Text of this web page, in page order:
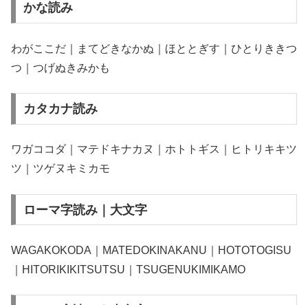
かな読み
わがここだ｜まてどきなかぬ｜ほととぎす｜ひとりききつ
つ｜つげぬきみかも
カタカナ読み
ワガココダ｜マテドキナカヌ｜ホトトギス｜ヒトリキキツ
ツ｜ツゲヌキミカモ
ローマ字読み｜大文字
WAGAKOKODA｜MATEDOKINAKANU｜HOTOTOGISU
｜HITORIKIKITSUTSU｜TSUGENUKIMIKAMO